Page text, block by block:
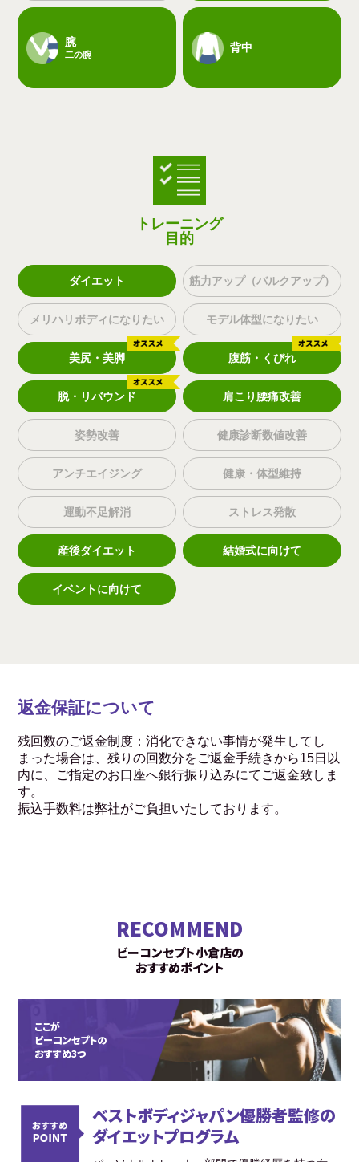
腕
二の腕
背中
トレーニング
目的
ダイエット 筋力アップ（バルクアップ）
メリハリボディになりたい モデル体型になりたい
美尻・美脚 腹筋・くびれ
脱・リバウンド 肩こり腰痛改善
姿勢改善 健康診断数値改善
アンチエイジング 健康・体型維持
運動不足解消 ストレス発散
産後ダイエット 結婚式に向けて
イベントに向けて
返金保証について
残回数のご返金制度：消化できない事情が発生してし
まった場合は、残りの回数分をご返金手続きから15日以
内に、ご指定のお口座へ銀行振り込みにてご返金致しま
す。
振込手数料は弊社がご負担いたしております。
RECOMMEND
ビーコンセプト小倉店の
おすすめポイント
ここが
ビーコンセプトの
おすすめ3つ
ベストボディジャパン優勝者監修の
ダイエットプログラム